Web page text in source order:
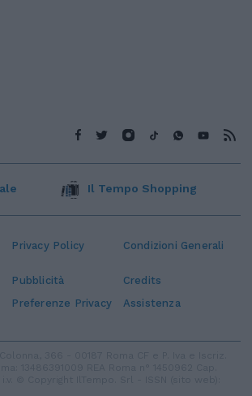
Privacy Policy Condizioni Generali
Pubblicità
Credits
Preferenze Privacy Assistenza
Il Tempo Shopping